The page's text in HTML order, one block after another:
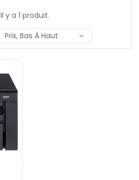
Il y a 1 produit.
Prix, Bas À Haut